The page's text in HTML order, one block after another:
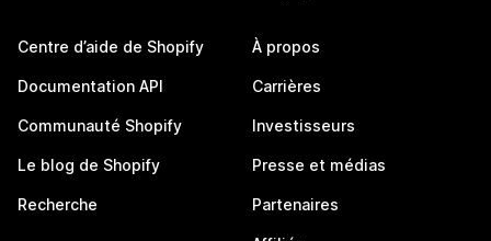
Centre d’aide de Shopify
Documentation API
Communauté Shopify
Le blog de Shopify
Recherche
À propos
Carrières
Investisseurs
Presse et médias
Partenaires